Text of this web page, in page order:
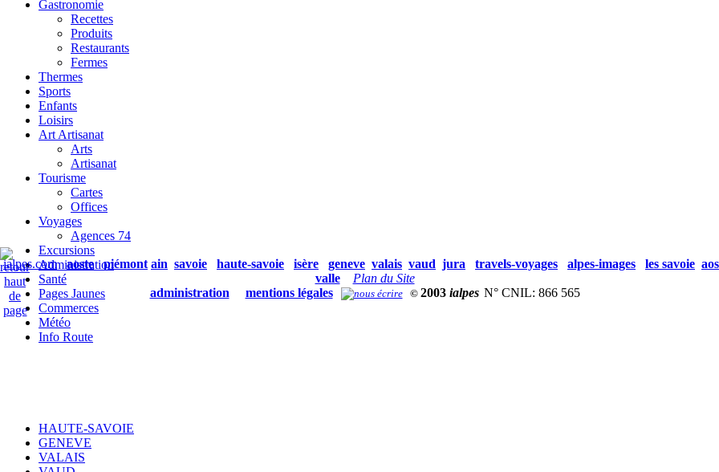
ialpes.com aoste piémont ain savoie haute-savoie isère geneve valais vaud jura travels-voyages alpes-images les savoie
valle
Plan du Site
administration
mentions légales © 2003 ialpes N° CNIL: 866 565
Gastronomie
Recettes
Produits
Restaurants
Fermes
Thermes
Sports
Enfants
Loisirs
Art Artisanat
Arts
Artisanat
Tourisme
Cartes
Offices
Voyages
Agences 74
Excursions
Administration
Santé
Pages Jaunes
Commerces
Météo
Info Route
HAUTE-SAVOIE
GENEVE
VALAIS